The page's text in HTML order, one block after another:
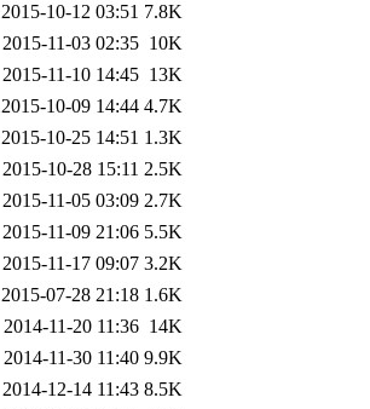
2015-10-12 03:51 7.8K
2015-11-03 02:35 10K
2015-11-10 14:45 13K
2015-10-09 14:44 4.7K
2015-10-25 14:51 1.3K
2015-10-28 15:11 2.5K
2015-11-05 03:09 2.7K
2015-11-09 21:06 5.5K
2015-11-17 09:07 3.2K
2015-07-28 21:18 1.6K
2014-11-20 11:36 14K
2014-11-30 11:40 9.9K
2014-12-14 11:43 8.5K